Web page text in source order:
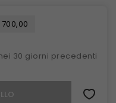
700,00
30 giorni precedenti